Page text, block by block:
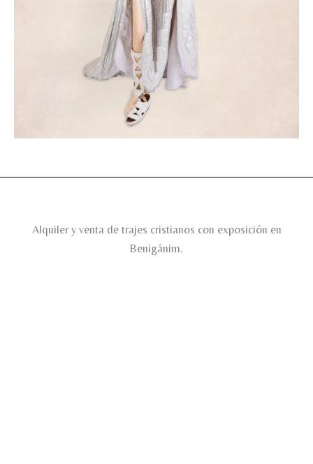
Alquiler y venta de trajes cristianos con exposición en
Benigánim.